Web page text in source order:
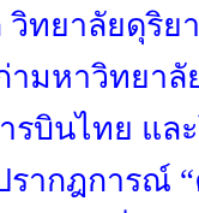
ทยาลัยดุริย
มหาวิทยาลั
บินไทย แล
รากฎการณ์